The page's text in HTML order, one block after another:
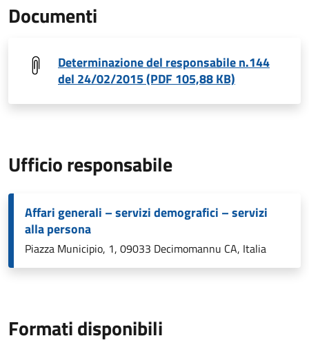
Documenti
Determinazione del responsabile n.144
del 24/02/2015 (PDF 105,88 KB)
Ufficio responsabile
Affari generali – servizi demografici – servizi
alla persona
Piazza Municipio, 1, 09033 Decimomannu CA, Italia
Formati disponibili